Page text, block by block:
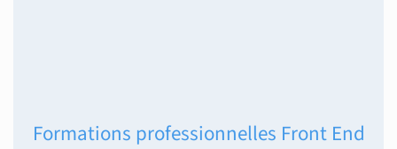
Formations professionnelles Front End